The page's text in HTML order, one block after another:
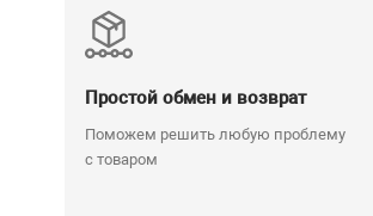
Простой обмен и возврат
Поможем решить любую проблему
с товаром